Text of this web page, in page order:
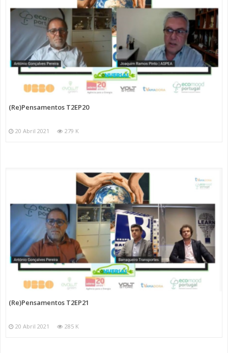
(Re)Pensamentos T2EP20
20 Abril 2021 279 K
(Re)Pensamentos T2EP21
20 Abril 2021 285 K